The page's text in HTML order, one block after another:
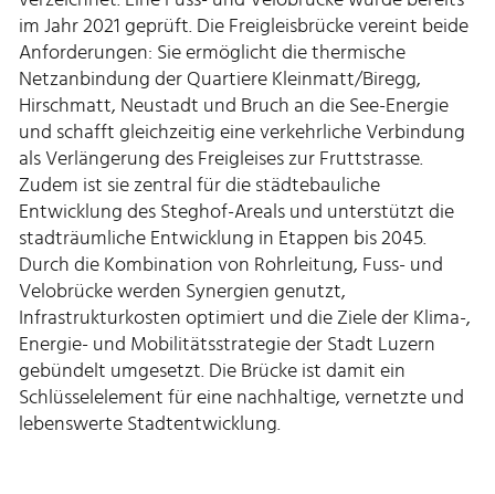
im Jahr 2021 geprüft. Die Freigleisbrücke vereint beide
Anforderungen: Sie ermöglicht die thermische
Netzanbindung der Quartiere Kleinmatt/Biregg,
Hirschmatt, Neustadt und Bruch an die See-Energie
und schafft gleichzeitig eine verkehrliche Verbindung
als Verlängerung des Freigleises zur Fruttstrasse.
Zudem ist sie zentral für die städtebauliche
Entwicklung des Steghof-Areals und unterstützt die
stadträumliche Entwicklung in Etappen bis 2045.
Durch die Kombination von Rohrleitung, Fuss- und
Velobrücke werden Synergien genutzt,
Infrastrukturkosten optimiert und die Ziele der Klima-,
Energie- und Mobilitätsstrategie der Stadt Luzern
gebündelt umgesetzt. Die Brücke ist damit ein
Schlüsselelement für eine nachhaltige, vernetzte und
lebenswerte Stadtentwicklung.